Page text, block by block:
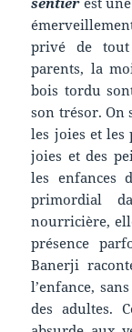
privé de
parents, la
bois tordu
son trésor. On
les joies et les
joies et des
les enfances
primordial
nourricière,
présence
Banerji
l’enfance,
des adultes.